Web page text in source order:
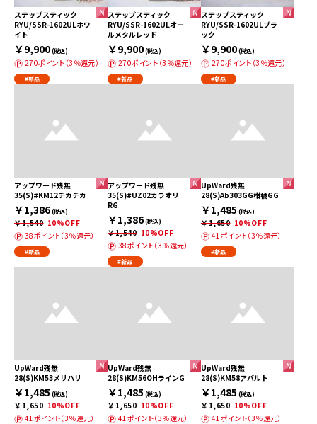
ステップスティック
RYU/SSR-1602ULホワ
イト
￥9,900(税込)
270ポイント（3％還元）
#新品
ステップスティック
RYU/SSR-1602ULオー
ルメタルレッド
￥9,900(税込)
270ポイント（3％還元）
#新品
ステップスティック
RYU/SSR-1602ULブラ
ック
￥9,900(税込)
270ポイント（3％還元）
#新品
アップワード残無
35(S)#KM12チカチカ
￥1,386(税込)
￥1,540 10%OFF
38ポイント（3％還元）
#新品
アップワード残無
35(S)#UZ02カラオリ
RG
￥1,386(税込)
￥1,540 10%OFF
38ポイント（3％還元）
#新品
UpWard残無
28(S)Ab303GG柑橘GG
￥1,485 (税込)
￥1,650 10%OFF
41ポイント（3％還元）
#新品
UpWard残無
28(S)KM53メリハリ
￥1,485 (税込)
￥1,650 10%OFF
41ポイント（3％還元）
UpWard残無
28(S)KM56OHラインG
￥1,485 (税込)
￥1,650 10%OFF
41ポイント（3％還元）
UpWard残無
28(S)KM58アバルト
￥1,485 (税込)
￥1,650 10%OFF
41ポイント（3％還元）